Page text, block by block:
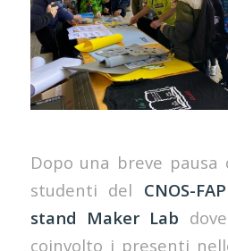
Dopo una breve
studenti del CNOS-FAP
stand Maker Lab
coinvolto i presenti